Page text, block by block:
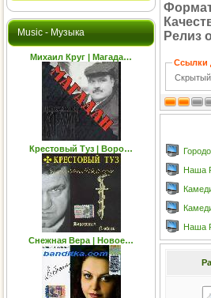
Music - Музыка
Михаил Круг | Магада…
Крестовый Туз | Воро…
Снежная Вера | Новое…
Релиз
Ссылки
Скрытый
Наша
Наша